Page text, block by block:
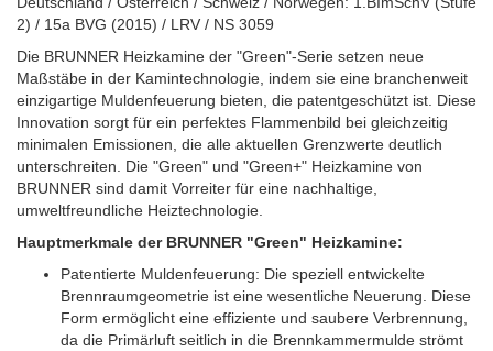
2) / 15a BVG (2015) / LRV / NS 3059
Die BRUNNER Heizkamine der "Green"-Serie setzen neue
Maßstäbe in der Kamintechnologie, indem sie eine branchenweit
einzigartige Muldenfeuerung bieten, die patentgeschützt ist. Diese
Innovation sorgt für ein perfektes Flammenbild bei gleichzeitig
minimalen Emissionen, die alle aktuellen Grenzwerte deutlich
unterschreiten. Die "Green" und "Green+" Heizkamine von
BRUNNER sind damit Vorreiter für eine nachhaltige,
umweltfreundliche Heiztechnologie.
Hauptmerkmale der BRUNNER "Green" Heizkamine:
Patentierte Muldenfeuerung: Die speziell entwickelte
Brennraumgeometrie ist eine wesentliche Neuerung. Diese
Form ermöglicht eine effiziente und saubere Verbrennung,
da die Primärluft seitlich in die Brennkammermulde strömt